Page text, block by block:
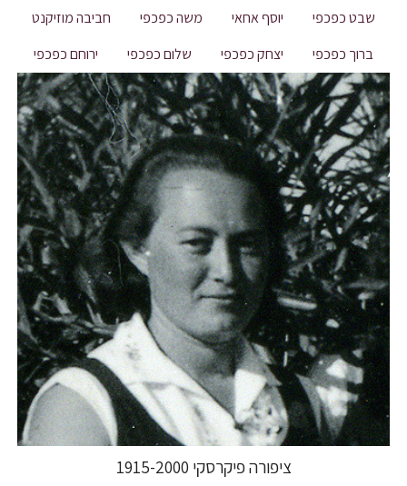
שבט כפכפי יוסף אחאי משה כפכפי
חביבה מוזיקנט
ברוך כפכפי
יצחק כפכפי שלום כפכפי ירוחם כפכפי
ציפורה פיקרסקי 1915-2000